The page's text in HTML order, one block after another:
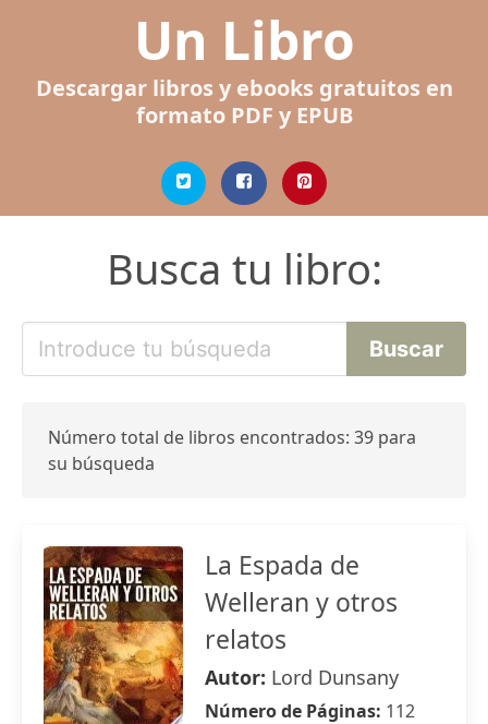
Un Libro
Descargar libros y ebooks gratuitos en
formato PDF y EPUB
Busca tu libro:
Número total de libros encontrados: 39 para
su búsqueda
La Espada de
Welleran y otros
relatos
Autor: Lord Dunsany
Número de Páginas: 112